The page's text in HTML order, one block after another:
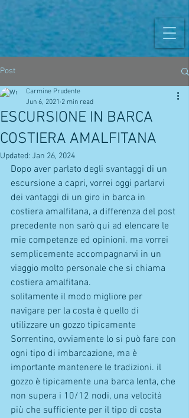
Post
ESCURSIONE IN BARCA
COSTIERA AMALFITANA
Carmine Prudente
Jun 6, 2021 2 min read
Updated: Jan 26, 2024
Dopo aver parlato degli svantaggi di un
escursione a capri, vorrei oggi parlarvi
dei vantaggi di un giro in barca in
costiera amalfitana, a differenza del post
precedente non sarò qui ad elencare le
mie competenze ed opinioni. ma vorrei
semplicemente accompagnarvi in un
viaggio molto personale che si chiama
costiera amalfitana.
solitamente il modo migliore per
navigare per la costa è quello di
utilizzare un gozzo tipicamente
Sorrentino, ovviamente lo si può fare con
ogni tipo di imbarcazione, ma è
importante mantenere le tradizioni. il
gozzo è tipicamente una barca lenta, che
non supera i 10/12 nodi, una velocità
più che sufficiente per il tipo di costa